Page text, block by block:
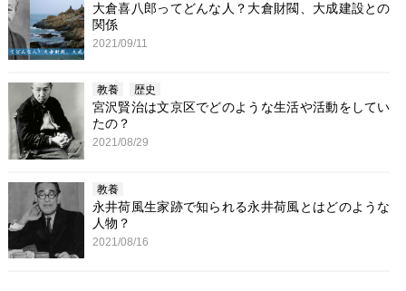
大倉喜八郎ってどんな人？大倉財閥、大成建設との
関係
2021/09/11
教養 歴史
宮沢賢治は文京区でどのような生活や活動をしてい
たの？
2021/08/29
教養
永井荷風生家跡で知られる永井荷風とはどのような
人物？
2021/08/16